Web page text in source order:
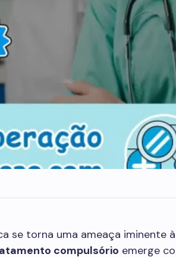
se torna uma ameaça iminente
compulsório emerge